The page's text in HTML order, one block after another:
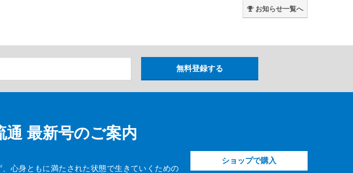
お知らせ一覧へ
通 最新号のご案内
心身ともに満たされた状態で生きていくための
ショップで購入